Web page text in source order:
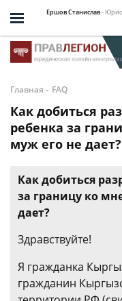
Ершов Станислав-
Главная - FAQ
Как добиться
ребенка за
муж его не дает?
Как добиться
за границу ко
дает?
Здравствуйте!
Я гражданка
гражданин